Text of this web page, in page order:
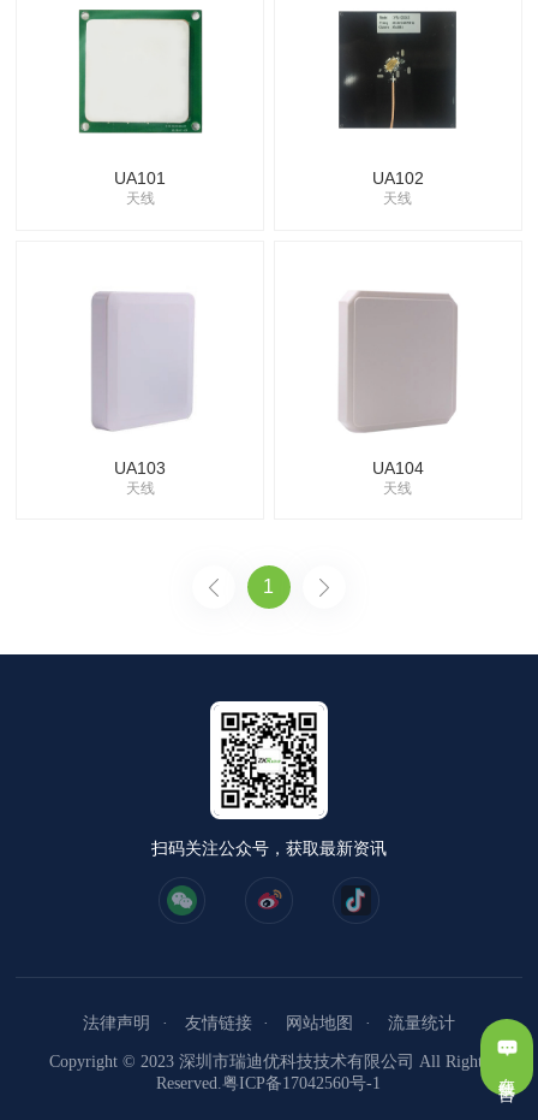
UA101
天线
UA102
天线
UA103
天线
UA104
天线
1
扫码关注公众号，获取最新资讯
法律声明 友情链接 网站地图 流量统计
Copyright © 2023 深圳市瑞迪优科技技术有限公司 All Rights
Reserved.粤ICP备17042560号-1